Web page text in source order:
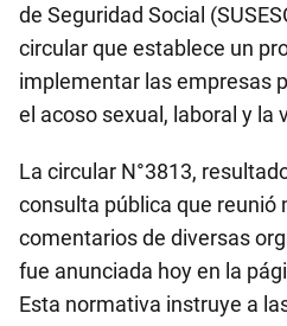
de Seguridad Social
circular que establece un
implementar las empresas
el acoso sexual, laboral y la
La circular N°3813,
consulta pública que reunió
comentarios de diversas
fue anunciada hoy en la
Esta normativa instruye a